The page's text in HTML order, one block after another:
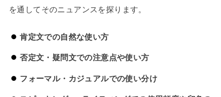
を通してそのニュアンスを探ります。
肯定文での自然な使い方
否定文・疑問文での注意点や使い方
フォーマル・カジュアルでの使い分け